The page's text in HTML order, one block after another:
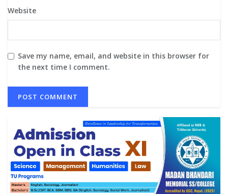
Website
Save my name, email, and website in this browser for
the next time I comment.